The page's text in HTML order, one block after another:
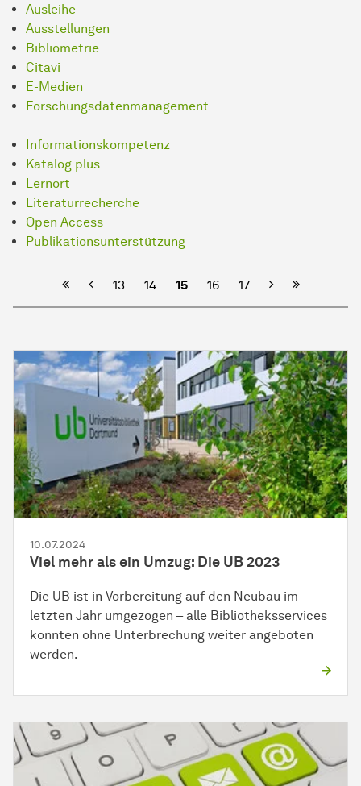
Ausleihe
Ausstellungen
Bibliometrie
Citavi
E-Medien
Forschungsdatenmanagement
Informationskompetenz
Katalog plus
Lernort
Literaturrecherche
Open Access
Publikationsunterstützung
Vorherige
13 14 15 16 17 Nächste
10.07.2024
Viel mehr als ein Umzug: Die UB 2023
Die UB ist in Vorbereitung auf den Neubau im
letzten Jahr umgezogen – alle Bibliotheksservices
konnten ohne Unterbrechung weiter angeboten
werden.